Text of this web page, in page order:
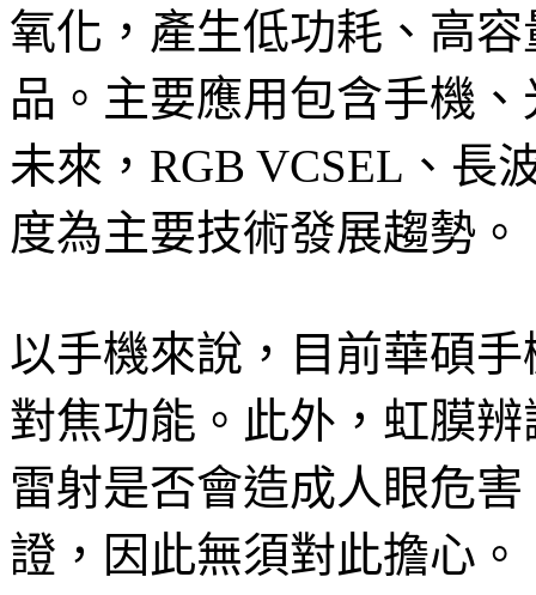
氧化，產生低功耗、高
品。主要應用包含手機
未來，RGB VCSEL、長
度為主要技術發展趨勢。
以手機來說，目前華碩
對焦功能。此外，虹膜
雷射是否會造成人眼危
證，因此無須對此擔心。